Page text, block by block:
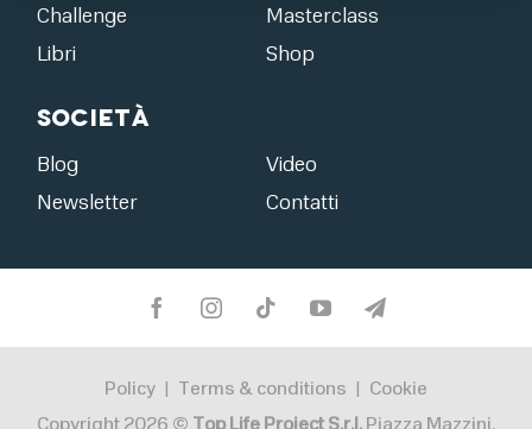
Challenge
Masterclass
Libri
Shop
Società
Blog
Video
Newsletter
Contatti
Policy | Terms & conditions | Cookie